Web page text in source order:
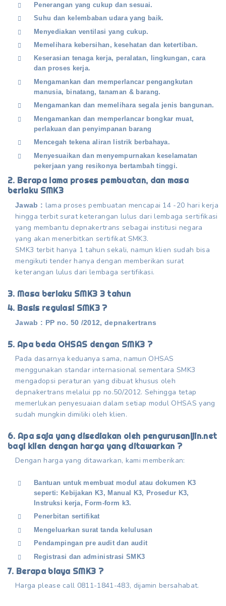
Penerangan yang cukup dan sesuai.
Suhu dan kelembaban udara yang baik.
Menyediakan ventilasi yang cukup.
Memelihara kebersihan, kesehatan dan ketertiban.
Keserasian tenaga kerja, peralatan, lingkungan, cara
dan proses kerja.
Mengamankan dan memperlancar pengangkutan
manusia, binatang, tanaman & barang.
Mengamankan dan memelihara segala jenis bangunan.
Mengamankan dan memperlancar bongkar muat,
perlakuan dan penyimpanan barang
Mencegah tekena aliran listrik berbahaya.
Menyesuaikan dan menyempurnakan keselamatan
pekerjaan yang resikonya bertambah tinggi.
2. Berapa lama proses pembuatan, dan masa
berlaku SMK3
Jawab : lama proses pembuatan mencapai 14 -20 hari kerja
hingga terbit surat keterangan lulus dari lembaga sertifikasi
yang membantu depnakertrans sebagai institusi negara
yang akan menerbitkan sertifikat SMK3.
SMK3 terbit hanya 1 tahun sekali, namun klien sudah bisa
mengikuti tender hanya dengan memberikan surat
keterangan lulus dari lembaga sertifikasi.
3. Masa berlaku SMK3 3 tahun
4. Basis regulasi SMK3 ?
Jawab : PP no. 50 /2012, depnakertrans
5. Apa beda OHSAS dengan SMK3 ?
Pada dasarnya keduanya sama, namun OHSAS
menggunakan standar internasional sementara SMK3
mengadopsi peraturan yang dibuat khusus oleh
depnakertrans melalui pp no.50/2012. Sehingga tetap
memerlukan penyesuaian dalam setiap modul OHSAS yang
sudah mungkin dimiliki oleh klien.
6. Apa saja yang disediakan oleh pengurusanijin.net
bagi klien dengan harga yang ditawarkan ?
Dengan harga yang ditawarkan, kami memberikan:
Bantuan untuk membuat modul atau dokumen K3
seperti: Kebijakan K3, Manual K3, Prosedur K3,
Instruksi kerja, Form-form k3.
Penerbitan sertifikat
Mengeluarkan surat tanda kelulusan
Pendampingan pre audit dan audit
Registrasi dan administrasi SMK3
7. Berapa biaya SMK3 ?
Harga please call 0811-1841-483, dijamin bersahabat.